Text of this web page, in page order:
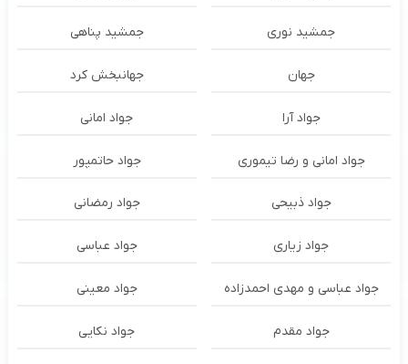
جمشید نوری جمشید پناهی
جهان جهانبخش کرد
جواد آرا جواد امانی
جواد امانی و رضا تیموری جواد حاتمپور
جواد ذبیحی جواد رمضانی
جواد زیاری جواد عباسی
جواد عباسی و مهدی احمدزاده جواد معینی
جواد مقدم جواد نکایی